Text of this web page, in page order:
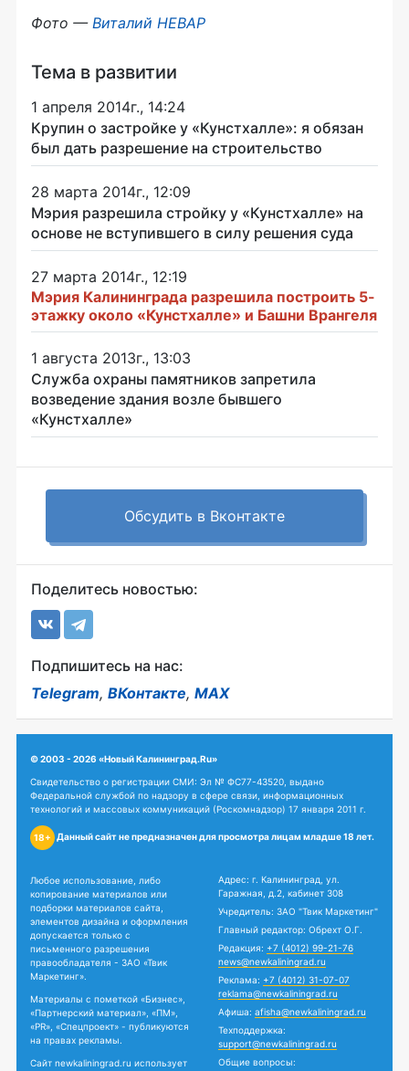
Фото — Виталий НЕВАР
Тема в развитии
1 апреля 2014г., 14:24
Крупин о застройке у «Кунстхалле»: я обязан
был дать разрешение на строительство
28 марта 2014г., 12:09
Мэрия разрешила стройку у «Кунстхалле» на
основе не вступившего в силу решения суда
27 марта 2014г., 12:19
Мэрия Калининграда разрешила построить 5-
этажку около «Кунстхалле» и Башни Врангеля
1 августа 2013г., 13:03
Служба охраны памятников запретила
возведение здания возле бывшего
«Кунстхалле»
Обсудить в Вконтакте
Поделитесь новостью:
Подпишитесь на нас:
Telegram, ВКонтакте, MAX
© 2003 - 2026 «Новый Калининград.Ru»
Свидетельство о регистрации СМИ: Эл № ФС77-43520, выдано
Федеральной службой по надзору в сфере связи, информационных
технологий и массовых коммуникаций (Роскомнадзор) 17 января 2011 г.
18+ Данный сайт не предназначен для просмотра лицам младше 18 лет.
Любое использование, либо
копирование материалов или
подборки материалов сайта,
элементов дизайна и оформления
допускается только с
письменного разрешения
правообладателя - ЗАО «Твик
Маркетинг».
Материалы с пометкой «Бизнес»,
«Партнерский материал», «ПМ»,
«PR», «Спецпроект» - публикуются
на правах рекламы.
Сайт newkaliningrad.ru использует
Адрес: г. Калининград, ул.
Гаражная, д.2, кабинет 308
Учредитель: ЗАО "Твик Маркетинг"
Главный редактор: Обрехт О.Г.
Редакция: +7 (4012) 99-21-76
news@newkaliningrad.ru
Реклама: +7 (4012) 31-07-07
reklama@newkaliningrad.ru
Афиша: afisha@newkaliningrad.ru
Техподдержка:
support@newkaliningrad.ru
Общие вопросы: